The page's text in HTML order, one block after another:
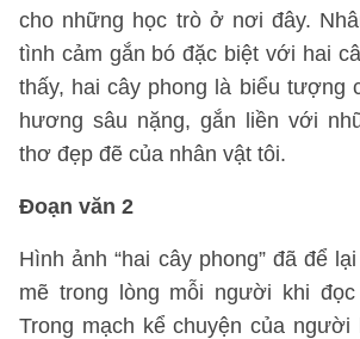
cho những học trò ở nơi đây.
tình cảm gắn bó đặc biệt với hai
thấy, hai cây phong là biểu tượng
hương sâu nặng, gắn liền với
thơ đẹp đẽ của nhân vật tôi.
Đoạn văn 2
Hình ảnh “hai cây phong” đã để
mẽ trong lòng mỗi người khi
Trong mạch kể chuyện của người